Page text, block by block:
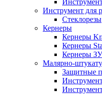
Инструмент для
Стеклорезы
Кернеры
Кернеры
Кернеры
Кернеры
Малярно-
Защитные